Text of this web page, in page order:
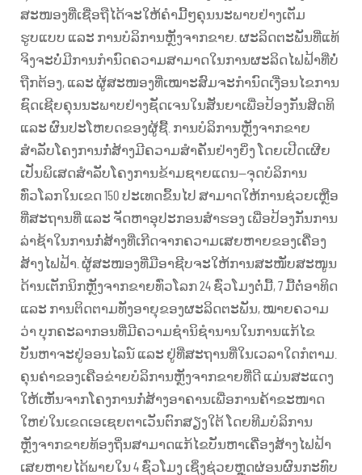
ສະໜອງທີ່ເຊື່ອຖືໄດ້ຈະໃຫ້ຄຳມີ້ໆຄຸນນະພາບຢ່າງເຕັມ
ຮູບແບບ ແລະ ການບໍລິການຫຼັງຈາກຂາຍ. ຜະລິດຕະພັນທີ່ແທ້
ຈິງຈະບໍ່ມີການກຳນົດຄວາມສາມາດໃນການຜະລິດໄຟຟ້າທີ່ບໍ່
ຖືກຕ້ອງ, ແລະ ຜູ້ສະໜອງທີ່ເໝາະສົມຈະກຳນົດເງື່ອນໄຂການ
ຊົດເຊີຍຄຸນນະພາບຢ່າງຊັດເຈນໃນສັນຍາເພື່ອປ້ອງກັນສິດທິ
ແລະ ຜົນປະໂຫຍດຂອງຜູ້ຊື້. ການບໍລິການຫຼັງຈາກຂາຍ
ສຳລັບໂຄງການກໍ່ສ້າງມີຄວາມສຳຄັນຢ່າງຍິ່ງ ໂດຍເປີດເຜີຍ
ເປັນພິເສດສຳລັບໂຄງການຂ້າມຊາຍແດນ—ຈຸດບໍລິການ
ທົ່ວໂລກໃນເຂດ 150 ປະເທດຂຶ້ນໄປ ສາມາດໃຫ້ການຊ່ວຍເຫຼືອ
ທີ່ສະຖານທີ່ ແລະ ຈັດຫາອຸປະກອນສຳຮອງ ເພື່ອປ້ອງກັນການ
ລ່າຊ້າໃນການກໍ່ສ້າງທີ່ເກີດຈາກຄວາມເສຍຫາຍຂອງເຄື່ອງ
ສ້າງໄຟຟ້າ. ຜູ້ສະໜອງທີ່ມືອາຊີບຈະໃຫ້ການສະໜັບສະໜູນ
ດ້ານເຕັກນິກຫຼັງຈາກຂາຍທົ່ວໂລກ 24 ຊົ່ວໂມງຕໍ່ມື້, 7 ມື້ຕໍ່ອາທິດ
ແລະ ການຕິດຕາມທັງອາຍຸຂອງຜະລິດຕະພັນ, ໝາຍຄວາມ
ວ່າ ບຸກຄະລາກອນທີ່ມີຄວາມຊຳນິຊຳນານໃນການແກ້ໄຂ
ບັນຫາຈະຢູ່ອອນໄລນ໌ ແລະ ຢູ່ທີ່ສະຖານທີ່ໃນເວລາໃດກໍຕາມ.
ຄຸນຄ່າຂອງເຄືອຂ່າຍບໍລິການຫຼັງຈາກຂາຍທີ່ດີ ແມ່ນສະແດງ
ໃຫ້ເຫັນຈາກໂຄງການກໍ່ສ້າງອາຄານເພື່ອການຄ້າຂະໜາດ
ໃຫຍ່ໃນເຂດເອເຊຍຕາເວັນຕົກສຽງໃຕ້ ໂດຍທີມບໍລິການ
ຫຼັງຈາກຂາຍທ້ອງຖິ່ນສາມາດແກ້ໄຂບັນຫາເຄື່ອງສ້າງໄຟຟ້າ
ເສຍຫາຍໄດ້ພາຍໃນ 4 ຊົ່ວໂມງ ເຊິ່ງຊ່ວຍຫຼຸດຜ່ອນຜົນກະທົບ